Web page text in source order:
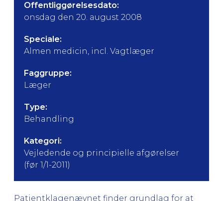
Offentliggørelsesdato:
onsdag den 20. august 2008
Speciale:
Almen medicin, incl. Vagtlæger
Faggruppe:
Læger
Type:
Behandling
Kategori:
Vejledende og principielle afgørelser
(før 1/1-2011)
Patientklagenævnet finder grundlag for at